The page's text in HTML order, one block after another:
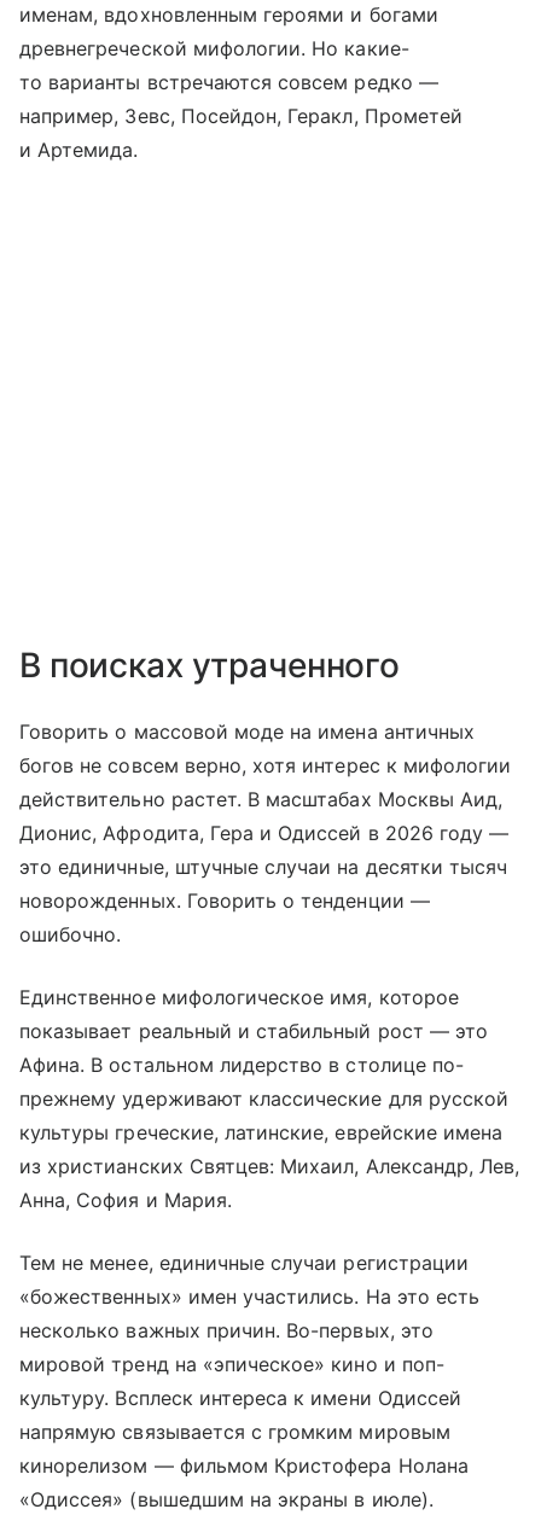
именам, вдохновленным героями и богами
древнегреческой мифологии. Но какие-
то варианты встречаются совсем редко —
например, Зевс, Посейдон, Геракл, Прометей
и Артемида.
В поисках утраченного
Говорить о массовой моде на имена античных
богов не совсем верно, хотя интерес к мифологии
действительно растет. В масштабах Москвы Аид,
Дионис, Афродита, Гера и Одиссей в 2026 году —
это единичные, штучные случаи на десятки тысяч
новорожденных. Говорить о тенденции —
ошибочно.
Единственное мифологическое имя, которое
показывает реальный и стабильный рост — это
Афина. В остальном лидерство в столице по-
прежнему удерживают классические для русской
культуры греческие, латинские, еврейские имена
из христианских Святцев: Михаил, Александр, Лев,
Анна, София и Мария.
Тем не менее, единичные случаи регистрации
«божественных» имен участились. На это есть
несколько важных причин. Во-первых, это
мировой тренд на «эпическое» кино и поп-
культуру. Всплеск интереса к имени Одиссей
напрямую связывается с громким мировым
кинорелизом — фильмом Кристофера Нолана
«Одиссея» (вышедшим на экраны в июле).